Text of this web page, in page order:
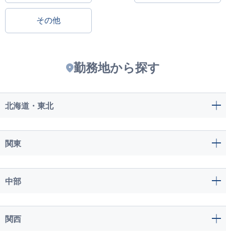
その他
勤務地から探す
北海道・東北
関東
中部
関西